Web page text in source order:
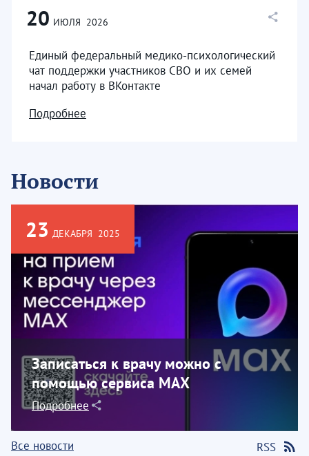
20 ИЮЛЯ 2026
Единый федеральный медико-психологический
чат поддержки участников СВО и их семей
начал работу в ВКонтакте
Подробнее
Новости
23 ДЕКАБРЯ 2025
Записаться к врачу можно с
помощью сервиса МАХ
Подробнее
Все новости
RSS